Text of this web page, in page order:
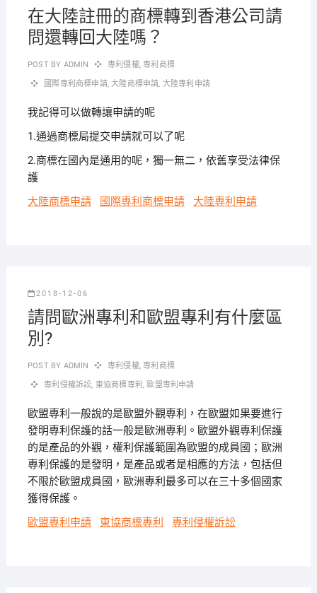
在大陸註冊的商標轉到香港公司請
問還轉回大陸嗎？
POST BY ADMIN 專利侵權,專利商標
國際專利商標申請,大陸商標申請, 大陸專利申請
我記得可以做轉讓申請的呢
1.通過商標局提交申請就可以了呢
2.商標在國內是通用的呢，獨一無二，依舊享受法律保
護
大陸商標申請
國際專利商標申請 大陸專利申請
2018-12-06
請問歐洲專利和歐盟專利有什麼區
別?
POST BY ADMIN 專利侵權,專利商標
專利侵權訴訟, 東協商標專利 , 歐盟專利申請
歐盟專利一般說的是歐盟外觀專利，在歐盟如果要進行
發明專利保護的話一般是歐洲專利。歐盟外觀專利保護
的是產品的外觀，權利保護範圍為歐盟的成員國；歐洲
專利保護的是發明，是產品或者是相應的方法，包括但
不限於歐盟成員國，歐洲專利最多可以在三十多個國家
獲得保護。
歐盟專利申請
東協商標專利 專利侵權訴訟